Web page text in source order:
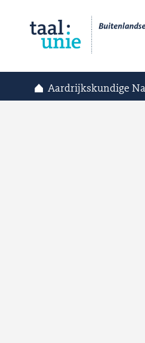
Aardrijkskundige